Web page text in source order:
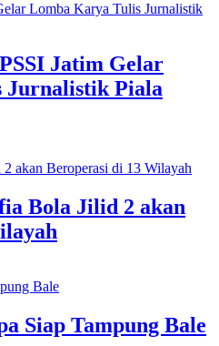
Lomba Karya Tulis Jurnalistik
Jatim Gelar
Jurnalistik Piala
akan Beroperasi di 13 Wilayah
Bola Jilid 2 akan
Bale
Siap Tampung Bale